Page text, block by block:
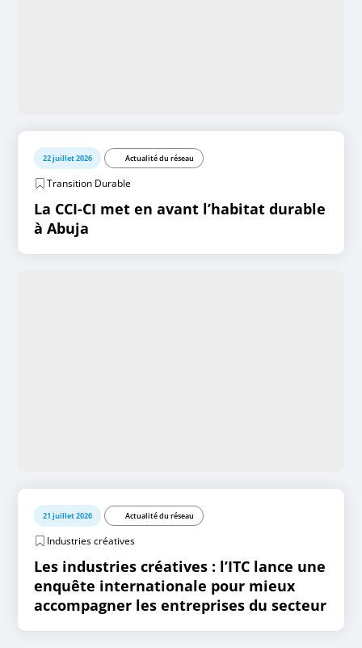
22 juillet 2026 Actualité du réseau
Transition Durable
La CCI-CI met en avant l’habitat durable
à Abuja
21 juillet 2026 Actualité du réseau
Industries créatives
Les industries créatives : l’ITC lance une
enquête internationale pour mieux
accompagner les entreprises du secteur